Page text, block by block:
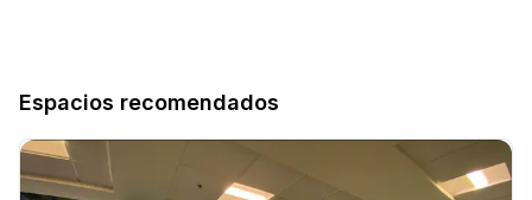
Espacios recomendados